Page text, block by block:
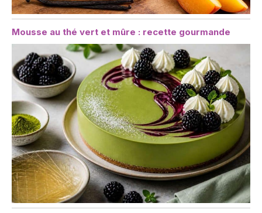
Mousse au thé vert et mûre : recette gourmande